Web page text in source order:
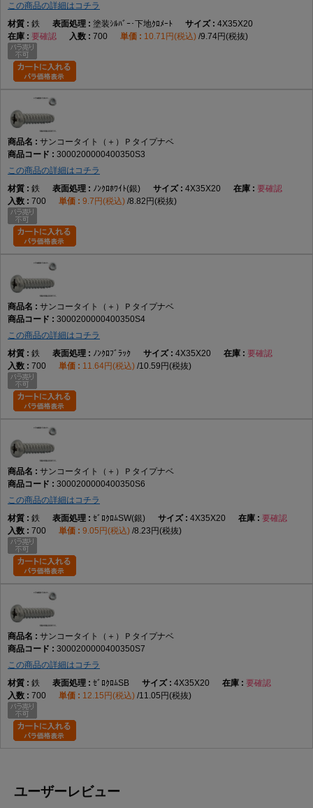
この商品の詳細はコチラ
鉄
塗装ｼﾙﾊﾞｰ･下地ｸﾛﾒｰﾄ
4X35X20
要確認
700 10.71円(税込) 9.74円(税抜)
サンコータイト（＋）Ｐタイプナベ
3000200000400350S3
この商品の詳細はコチラ
鉄
ﾉﾝｸﾛﾎﾜｲﾄ(銀) 4X35X20
要確認
700
9.7円(税込) 8.82円(税抜)
サンコータイト（＋）Ｐタイプナベ
3000200000400350S4
この商品の詳細はコチラ
鉄
ﾉﾝｸﾛﾌﾞﾗｯｸ 4X35X20
要確認
700
11.64円(税込) 10.59円(税抜)
サンコータイト（＋）Ｐタイプナベ
3000200000400350S6
この商品の詳細はコチラ
鉄
ｾﾞﾛｸﾛﾑSW(銀) 4X35X20
要確認
700
9.05円(税込) 8.23円(税抜)
サンコータイト（＋）Ｐタイプナベ
3000200000400350S7
この商品の詳細はコチラ
鉄
ｾﾞﾛｸﾛﾑSB 4X35X20
要確認
700
12.15円(税込) 11.05円(税抜)
ユーザーレビュー